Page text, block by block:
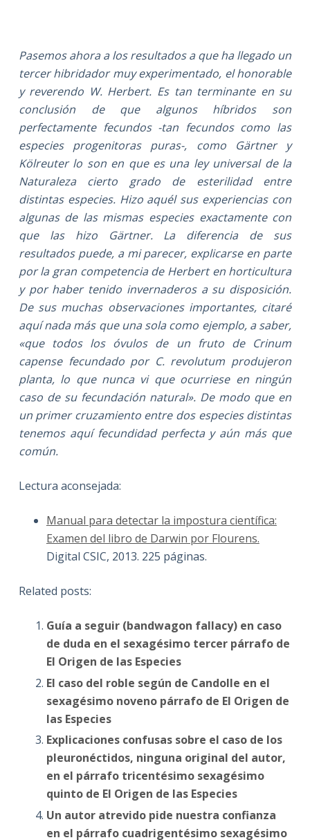
Pasemos ahora a los resultados a que ha llegado un
tercer hibridador muy experimentado, el honorable
y reverendo W. Herbert. Es tan terminante en su
conclusión de que algunos híbridos son
perfectamente fecundos -tan fecundos como las
especies progenitoras puras-, como Gärtner y
Kölreuter lo son en que es una ley universal de la
Naturaleza cierto grado de esterilidad entre
distintas especies. Hizo aquél sus experiencias con
algunas de las mismas especies exactamente con
que las hizo Gärtner. La diferencia de sus
resultados puede, a mi parecer, explicarse en parte
por la gran competencia de Herbert en horticultura
y por haber tenido invernaderos a su disposición.
De sus muchas observaciones importantes, citaré
aquí nada más que una sola como ejemplo, a saber,
«que todos los óvulos de un fruto de Crinum
capense fecundado por C. revolutum produjeron
planta, lo que nunca vi que ocurriese en ningún
caso de su fecundación natural». De modo que en
un primer cruzamiento entre dos especies distintas
tenemos aquí fecundidad perfecta y aún más que
común.
Lectura aconsejada:
Manual para detectar la impostura científica:
Examen del libro de Darwin por Flourens.
Digital CSIC, 2013. 225 páginas.
Related posts:
Guía a seguir (bandwagon fallacy) en caso
de duda en el sexagésimo tercer párrafo de
El Origen de las Especies
El caso del roble según de Candolle en el
sexagésimo noveno párrafo de El Origen de
las Especies
Explicaciones confusas sobre el caso de los
pleuronéctidos, ninguna original del autor,
en el párrafo tricentésimo sexagésimo
quinto de El Origen de las Especies
Un autor atrevido pide nuestra confianza
en el párrafo cuadrigentésimo sexagésimo